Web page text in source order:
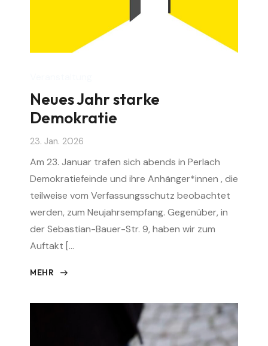
Neues Jahr starke
Demokratie
23. Jan. 2026
Am 23. Januar trafen sich abends in Perlach
Demokratiefeinde und ihre Anhänger*innen , die
teilweise vom Verfassungsschutz beobachtet
werden, zum Neujahrsempfang. Gegenüber, in
der Sebastian-Bauer-Str. 9, haben wir zum
Auftakt […
MEHR